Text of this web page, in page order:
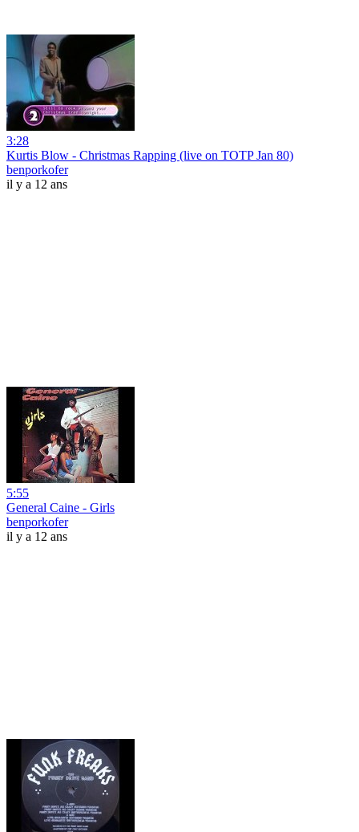
3:28
Kurtis Blow - Christmas Rapping (live on TOTP Jan 80)
benporkofer
il y a 12 ans
5:55
General Caine - Girls
benporkofer
il y a 12 ans